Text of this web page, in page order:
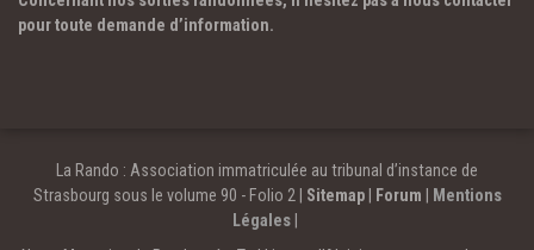
pour toute demande d’information.
La Rando : Association immatriculée au tribunal d’instance de
Strasbourg sous le volume 90 - Folio 2 | Sitemap| Forum
Mentions
Légales